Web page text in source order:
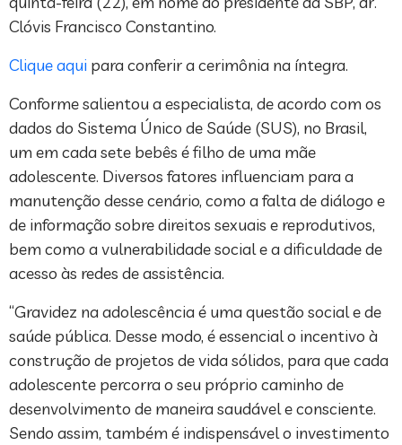
Clóvis Francisco Constantino.
Clique aqui para conferir a cerimônia na íntegra.
Conforme salientou a especialista, de acordo com os
dados do Sistema Único de Saúde (SUS), no Brasil,
um em cada sete bebês é filho de uma mãe
adolescente. Diversos fatores influenciam para a
manutenção desse cenário, como a falta de diálogo e
de informação sobre direitos sexuais e reprodutivos,
bem como a vulnerabilidade social e a dificuldade de
acesso às redes de assistência.
“Gravidez na adolescência é uma questão social e de
saúde pública. Desse modo, é essencial o incentivo à
construção de projetos de vida sólidos, para que cada
adolescente percorra o seu próprio caminho de
desenvolvimento de maneira saudável e consciente.
Sendo assim, também é indispensável o investimento